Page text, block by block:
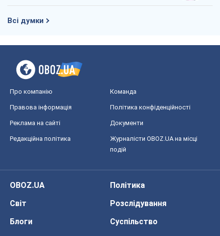
Всі думки
Про компанію Команда
Правова інформація Політика конфіденційності
Реклама на сайті Документи
Редакційна політика
Журналісти OBOZ.UA на місці
подій
OBOZ.UA
Політика
Світ
Розслідування
Блоги
Суспільство